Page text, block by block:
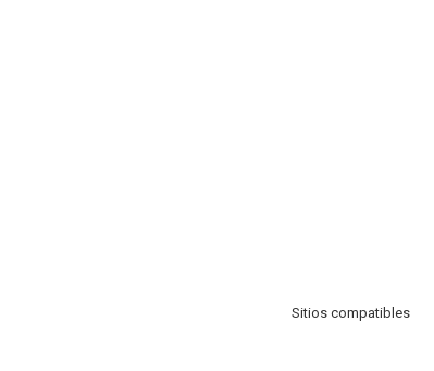
Sitios compatibles